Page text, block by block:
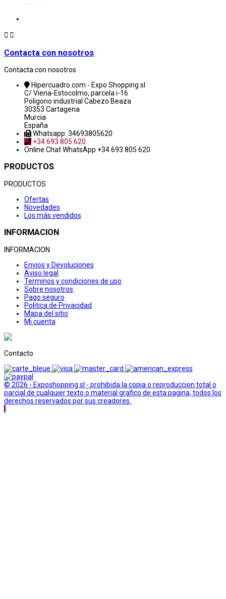
 
Contacta con nosotros
Contacta con nosotros
Hipercuadro.com - Expo Shopping sl
C/ Viena-Estocolmo, parcela i-16
Poligono industrial Cabezo Beaza
30353 Cartagena
Murcia
España
Whatsapp: 34693805620
+34 693 805 620
Online ChatWhatsApp +34 693 805 620
PRODUCTOS
PRODUCTOS
Ofertas
Novedades
Los más vendidos
INFORMACION
INFORMACION
Envios y Devoluciones
Aviso legal
Terminos y condiciones de uso
Sobre nosotros
Pago seguro
Politica de Privacidad
Mapa del sitio
Mi cuenta
Contacto
© 2026 - Exposhopping sl - prohibida la copia o reproduccion total o
parcial de cualquier texto o material grafico de esta pagina, todos los
derechos reservados por sus creadores.